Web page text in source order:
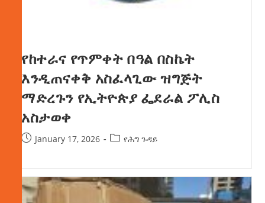
የከተራና የጥምቀት በዓል በስኬት
እንዲጠናቀቅ አስፈላጊው ዝግጅት
ማድረጉን የኢትዮጵያ ፌደራል ፖሊስ
አስታወቀ
January 17, 2026 የሕግ ጉዳይ